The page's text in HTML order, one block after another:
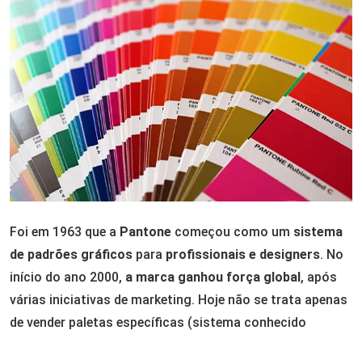
Foi em 1963 que a Pantone começou como um sistema
de padrões gráficos para profissionais e designers. No
início do ano 2000, a marca ganhou força global, após
várias iniciativas de marketing. Hoje não se trata apenas
de vender paletas específicas (sistema conhecido